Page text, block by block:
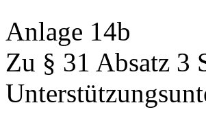
Anlage 14b
Zu § 31 Absatz 3